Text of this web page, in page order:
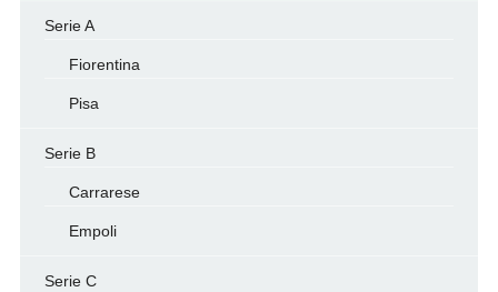
Serie A
Fiorentina
Pisa
Serie B
Carrarese
Empoli
Serie C